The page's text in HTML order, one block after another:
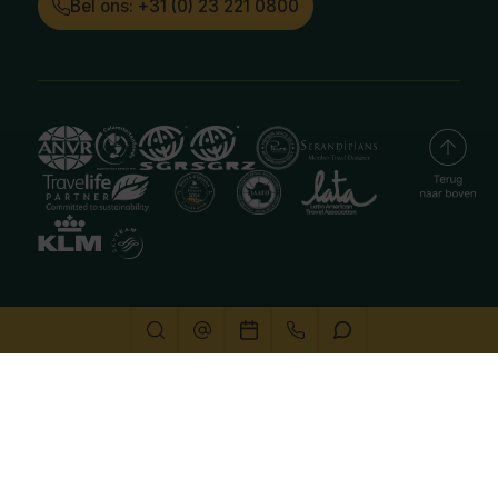
Bel ons: +31 (0) 23 221 0800